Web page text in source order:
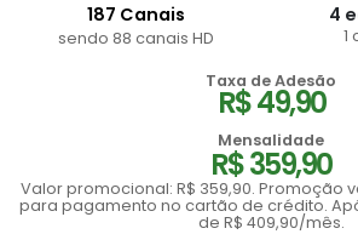
187 Canais
sendo 88 canais HD
4
1
Taxa de Adesão
R$ 49,90
Mensalidade
R$ 359,90
Valor promocional: R$ 359,90. Promoção
para pagamento no cartão de crédito.
de R$ 409,90/mês.